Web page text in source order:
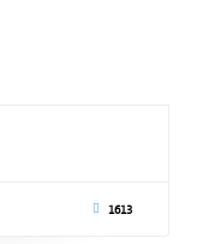
1613